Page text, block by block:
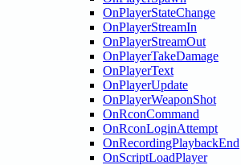
OnPlayerStateChange
OnPlayerStreamIn
OnPlayerStreamOut
OnPlayerTakeDamage
OnPlayerText
OnPlayerUpdate
OnPlayerWeaponShot
OnRconCommand
OnRconLoginAttempt
OnRecordingPlaybackEnd
OnScriptLoadPlayer